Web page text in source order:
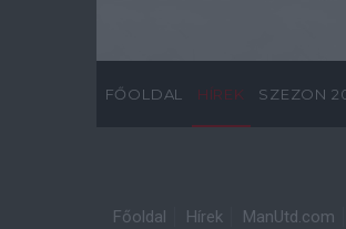
FŐOLDAL HÍREK SZEZON
Főoldal Hírek ManUtd.com